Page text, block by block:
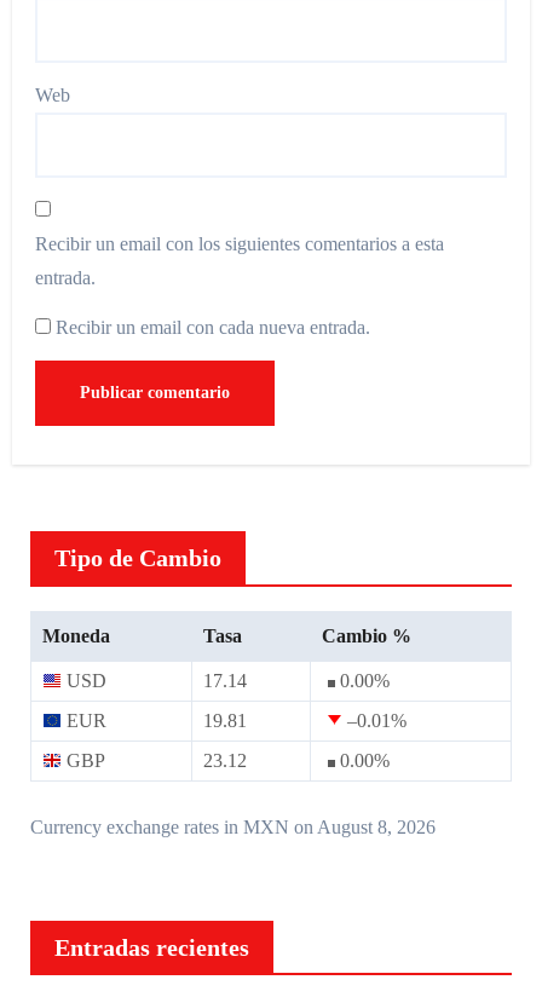
Web
Recibir un email con los siguientes comentarios a esta
entrada.
Recibir un email con cada nueva entrada.
Tipo de Cambio
Moneda Tasa Cambio %
USD 17.14 0.00%
EUR
19.81 –0.01%
GBP
23.12 0.00%
Currency exchange rates in MXN on August 8, 2026
Entradas recientes